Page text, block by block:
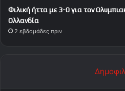
Φιλική ήττα με 3-0 για τον
Ολλανδία
2 εβδομάδες πριν